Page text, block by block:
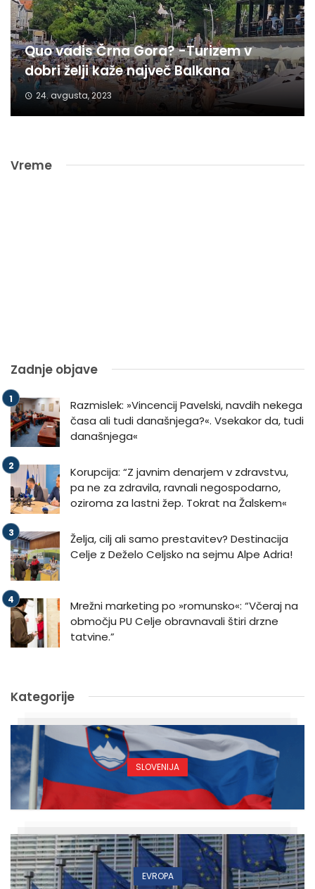
Quo vadis Črna Gora? -Turizem v
dobri želji kaže največ Balkana
24. avgusta, 2023
Vreme
Zadnje objave
Razmislek: »Vincencij Pavelski, navdih nekega
časa ali tudi današnjega?«. Vsekakor da, tudi
današnjega«
Korupcija: “Z javnim denarjem v zdravstvu,
pa ne za zdravila, ravnali negospodarno,
oziroma za lastni žep. Tokrat na Žalskem«
Želja, cilj ali samo prestavitev? Destinacija
Celje z Deželo Celjsko na sejmu Alpe Adria!
Mrežni marketing po »romunsko«: “Včeraj na
območju PU Celje obravnavali štiri drzne
tatvine.”
Kategorije
SLOVENIJA
EVROPA